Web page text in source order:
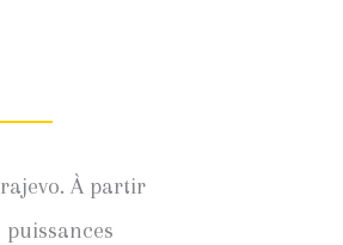
À partir
puissances